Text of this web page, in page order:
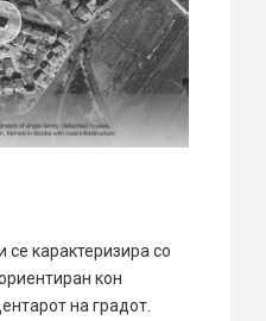
се карактеризира со
кон
на градот.